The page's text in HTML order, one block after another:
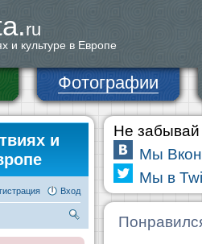
ru
и культуре в Европе
Фотографии
и
Вход
Не забывай
Мы
Мы в